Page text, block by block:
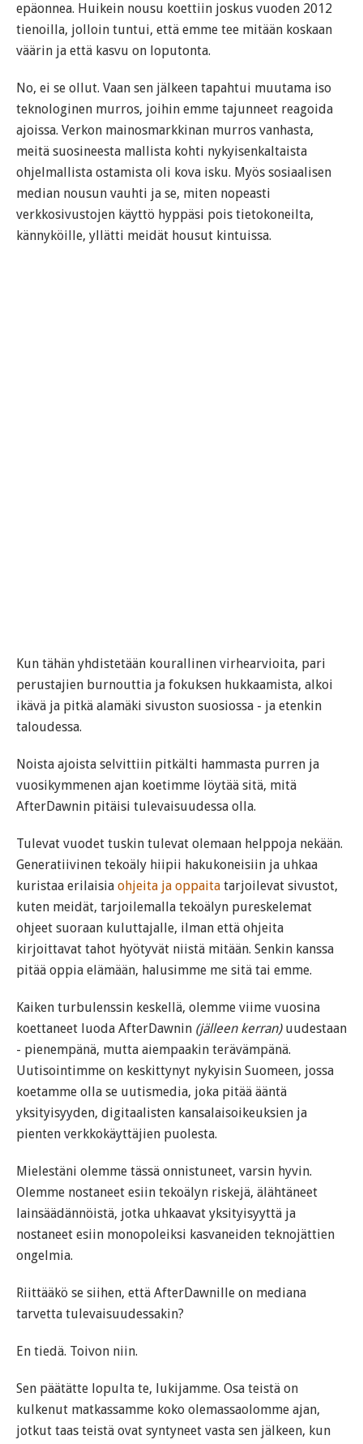
epäonnea. Huikein nousu koettiin joskus vuoden 2012
tienoilla, jolloin tuntui, että emme tee mitään koskaan
väärin ja että kasvu on loputonta.
No, ei se ollut. Vaan sen jälkeen tapahtui muutama iso
teknologinen murros, joihin emme tajunneet reagoida
ajoissa. Verkon mainosmarkkinan murros vanhasta,
meitä suosineesta mallista kohti nykyisenkaltaista
ohjelmallista ostamista oli kova isku. Myös sosiaalisen
median nousun vauhti ja se, miten nopeasti
verkkosivustojen käyttö hyppäsi pois tietokoneilta,
kännyköille, yllätti meidät housut kintuissa.
Kun tähän yhdistetään kourallinen virhearvioita, pari
perustajien burnouttia ja fokuksen hukkaamista, alkoi
ikävä ja pitkä alamäki sivuston suosiossa - ja etenkin
taloudessa.
Noista ajoista selvittiin pitkälti hammasta purren ja
vuosikymmenen ajan koetimme löytää sitä, mitä
AfterDawnin pitäisi tulevaisuudessa olla.
Tulevat vuodet tuskin tulevat olemaan helppoja nekään.
Generatiivinen tekoäly hiipii hakukoneisiin ja uhkaa
kuristaa erilaisia ohjeita ja oppaita tarjoilevat sivustot,
kuten meidät, tarjoilemalla tekoälyn pureskelemat
ohjeet suoraan kuluttajalle, ilman että ohjeita
kirjoittavat tahot hyötyvät niistä mitään. Senkin kanssa
pitää oppia elämään, halusimme me sitä tai emme.
Kaiken turbulenssin keskellä, olemme viime vuosina
koettaneet luoda AfterDawnin (jälleen kerran)uudestaan
- pienempänä, mutta aiempaakin terävämpänä.
Uutisointimme on keskittynyt nykyisin Suomeen, jossa
koetamme olla se uutismedia, joka pitää ääntä
yksityisyyden, digitaalisten kansalaisoikeuksien ja
pienten verkkokäyttäjien puolesta.
Mielestäni olemme tässä onnistuneet, varsin hyvin.
Olemme nostaneet esiin tekoälyn riskejä, älähtäneet
lainsäädännöistä, jotka uhkaavat yksityisyyttä ja
nostaneet esiin monopoleiksi kasvaneiden teknojättien
ongelmia.
Riittääkö se siihen, että AfterDawnille on mediana
tarvetta tulevaisuudessakin?
En tiedä. Toivon niin.
Sen päätätte lopulta te, lukijamme. Osa teistä on
kulkenut matkassamme koko olemassaolomme ajan,
jotkut taas teistä ovat syntyneet vasta sen jälkeen, kun